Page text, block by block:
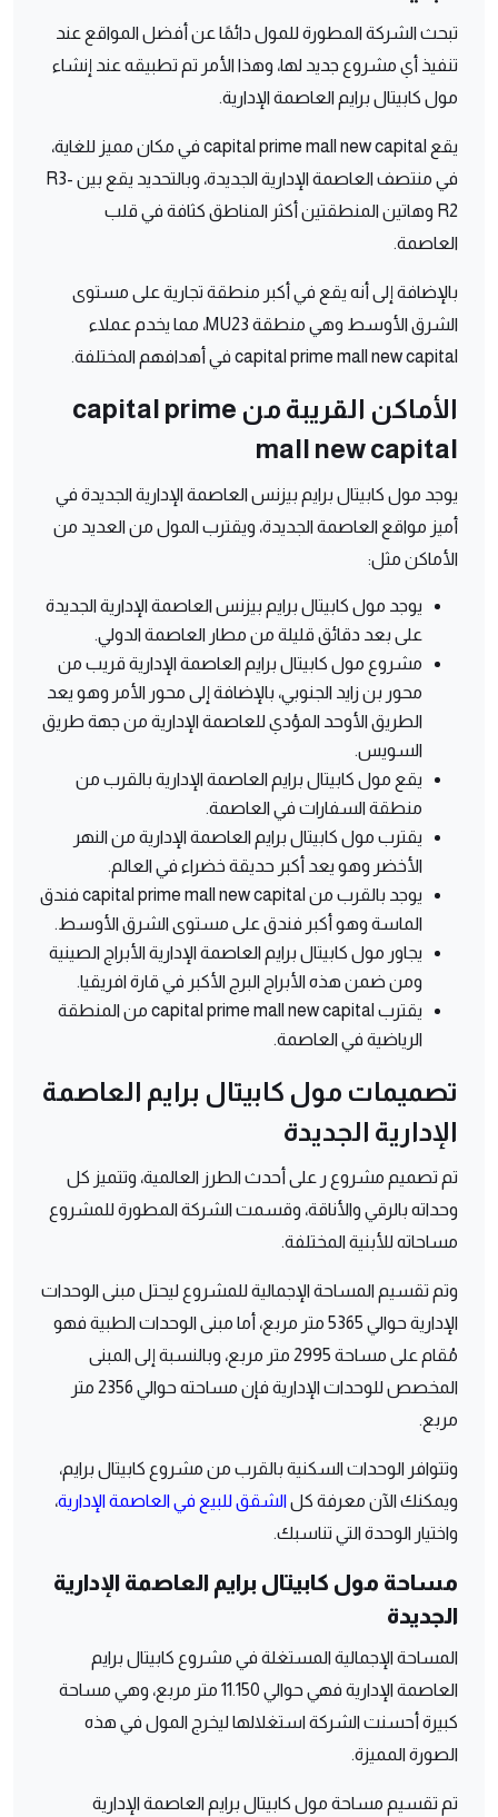
تبحث الشركة المطورة للمول دائمًا عن أفضل المواقع عند
تنفيذ أي مشروع جديد لها، وهذا الأمر تم تطبيقه عند إنشاء
مول كابيتال برايم العاصمة الإدارية.
يقع capital prime mall new capital في مكان مميز للغاية،
في منتصف العاصمة الإدارية الجديدة، وبالتحديد يقع بين R3-
R2 وهاتين المنطقتين أكثر المناطق كثافة في قلب
العاصمة.
بالإضافة إلى أنه يقع في أكبر منطقة تجارية على مستوى
الشرق الأوسط وهي منطقة MU23، مما يخدم عملاء
capital prime mall new capital في أهدافهم المختلفة.
الأماكن القريبة من capital prime
mall new capital
يوجد مول كابيتال برايم بيزنس العاصمة الإدارية الجديدة في
أميز مواقع العاصمة الجديدة، ويقترب المول من العديد من
الأماكن مثل:
يوجد مول كابيتال برايم بيزنس العاصمة الإدارية الجديدة
على بعد دقائق قليلة من مطار العاصمة الدولي.
مشروع مول كابيتال برايم العاصمة الإدارية قريب من
محور بن زايد الجنوبي، بالإضافة إلى محور الأمر وهو يعد
الطريق الأوحد المؤدي للعاصمة الإدارية من جهة طريق
السويس.
يقع مول كابيتال برايم العاصمة الإدارية بالقرب من
منطقة السفارات في العاصمة.
يقترب مول كابيتال برايم العاصمة الإدارية من النهر
الأخضر وهو يعد أكبر حديقة خضراء في العالم.
يوجد بالقرب من capital prime mall new capital فندق
الماسة وهو أكبر فندق على مستوى الشرق الأوسط.
يجاور مول كابيتال برايم العاصمة الإدارية الأبراج الصينية
ومن ضمن هذه الأبراج البرج الأكبر في قارة افريقيا.
يقترب capital prime mall new capital من المنطقة
الرياضية في العاصمة.
تصميمات مول كابيتال برايم العاصمة
الإدارية الجديدة
تم تصميم مشروع ر على أحدث الطرز العالمية، وتتميز كل
وحداته بالرقي والأناقة، وقسمت الشركة المطورة للمشروع
مساحاته للأبنية المختلفة.
وتم تقسيم المساحة الإجمالية للمشروع ليحتل مبنى الوحدات
الإدارية حوالي 5365 متر مربع، أما مبنى الوحدات الطبية فهو
مُقام على مساحة 2995 متر مربع، وبالنسبة إلى المبنى
المخصص للوحدات الإدارية فإن مساحته حوالي 2356 متر
مربع.
وتتوافر الوحدات السكنية بالقرب من مشروع كابيتال برايم،
ويمكنك الآن معرفة كلالشقق للبيع في العاصمة الإدارية،
واختيار الوحدة التي تناسبك.
مساحة مول كابيتال برايم العاصمة الإدارية
الجديدة
المساحة الإجمالية المستغلة في مشروع كابيتال برايم
العاصمة الإدارية فهي حوالي 11.150 متر مربع، وهي مساحة
كبيرة أحسنت الشركة استغلالها ليخرج المول في هذه
الصورة المميزة.
تم تقسيم مساحة مول كابيتال برايم العاصمة الإدارية